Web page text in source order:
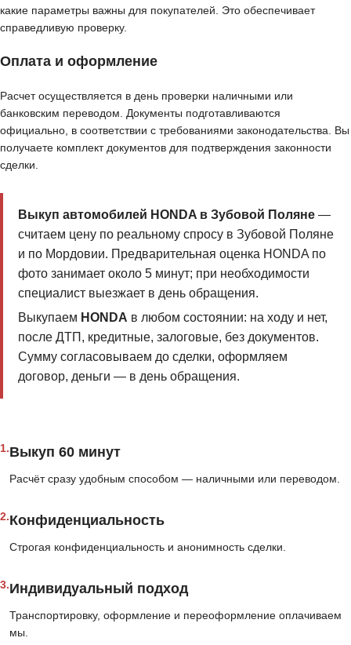
какие параметры важны для покупателей. Это обеспечивает
справедливую проверку.
Оплата и оформление
Расчет осуществляется в день проверки наличными или
банковским переводом. Документы подготавливаются
официально, в соответствии с требованиями законодательства. Вы
получаете комплект документов для подтверждения законности
сделки.
Выкуп автомобилей HONDA в Зубовой Поляне—
считаем цену по реальному спросу в Зубовой Поляне
и по Мордовии. Предварительная оценка HONDA по
фото занимает около 5 минут; при необходимости
специалист выезжает в день обращения.
Выкупаем HONDA в любом состоянии: на ходу и нет,
после ДТП, кредитные, залоговые, без документов.
Сумму согласовываем до сделки, оформляем
договор, деньги — в день обращения.
1.Выкуп 60 минут
Расчёт сразу удобным способом — наличными или переводом.
2.Конфиденциальность
Строгая конфиденциальность и анонимность сделки.
3.Индивидуальный подход
Транспортировку, оформление и переоформление оплачиваем
мы.